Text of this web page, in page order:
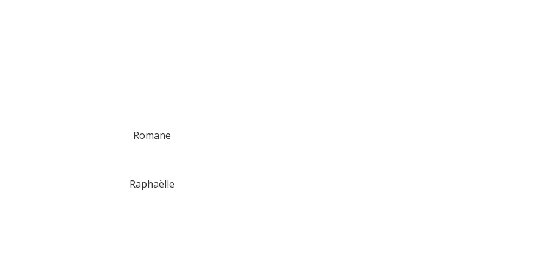
Romane
Raphaëlle